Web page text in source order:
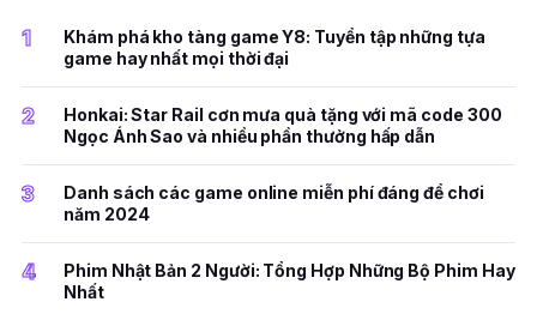
1
Khám phá kho tàng game Y8: Tuyển tập những tựa
game hay nhất mọi thời đại
2
Honkai: Star Rail cơn mưa quà tặng với mã code 300
Ngọc Ánh Sao và nhiều phần thưởng hấp dẫn
3
Danh sách các game online miễn phí đáng để chơi
năm 2024
4
Phim Nhật Bản 2 Người: Tổng Hợp Những Bộ Phim Hay
Nhất